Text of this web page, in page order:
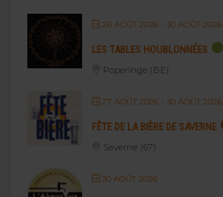
26 AOÛT 2026- 30 AOÛT 2026
LES TABLES HOUBLONNÉES
Poperinge (BE)
27 AOÛT 2026- 30 AOÛT 2026
FÊTE DE LA BIÈRE DE SAVERNE
Saverne (67)
30 AOÛT 2026